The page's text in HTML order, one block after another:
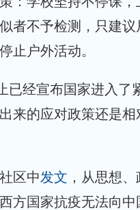
者不予检测，只建议
止户外活动。
已经宣布国家进入了
来的应对政策还是相
区中发文 ，从思想、
方国家抗疫无法向中